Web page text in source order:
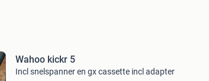
Wahoo kickr 5
Incl snelspanner en gx cassette incl adapter